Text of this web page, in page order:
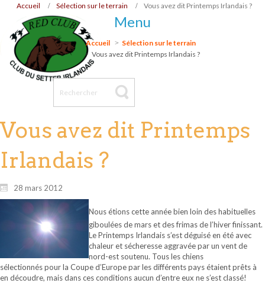
Accueil Sélection sur le terrain Vous avez dit Printemps Irlandais ?
Menu
Accueil
Sélection sur le terrain
Vous avez dit Printemps Irlandais ?
Vous avez dit Printemps
Irlandais ?
28 mars 2012
Nous étions cette année bien loin des habituelles
giboulées de mars et des frimas de l’hiver finissant.
Le Printemps Irlandais s’est déguisé en été avec
chaleur et sécheresse aggravée par un vent de
nord-est soutenu. Tous les chiens
sélectionnés pour la Coupe d’Europe par les différents pays étaient prêts à
en découdre, mais dans ces conditions aucun d’entre eux ne s’est classé!